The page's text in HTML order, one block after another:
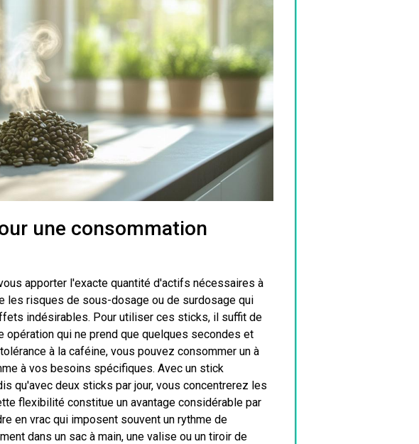
une consommation
apporter l'exacte quantité d'actifs nécessaires à
les risques de sous-dosage ou de surdosage qui
indésirables. Pour utiliser ces sticks, il suffit de
opération qui ne prend que quelques secondes et
à la caféine, vous pouvez consommer un à
à vos besoins spécifiques. Avec un stick
qu'avec deux sticks par jour, vous concentrerez les
flexibilité constitue un avantage considérable par
en vrac qui imposent souvent un rythme de
dans un sac à main, une valise ou un tiroir de